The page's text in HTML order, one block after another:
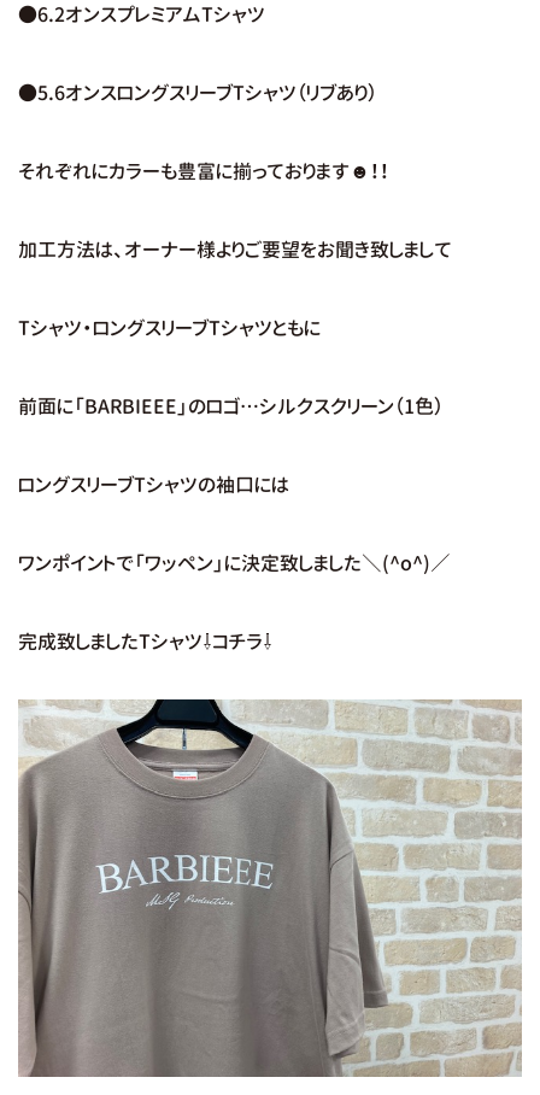
●6.2オンスプレミアムTシャツ
●5.6オンスロングスリーブTシャツ（リブあり）
それぞれにカラーも豊富に揃っております☻！！
加工方法は、オーナー様よりご要望をお聞き致しまして
Tシャツ・ロングスリーブTシャツともに
前面に「BARBIEEE」のロゴ…シルクスクリーン（1色）
ロングスリーブTシャツの袖口には
ワンポイントで「ワッペン」に決定致しました＼(^o^)／
完成致しましたTシャツ⇩コチラ⇩